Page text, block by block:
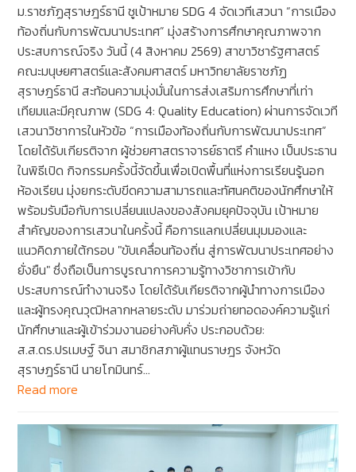
ม.ราชภัฏสุราษฎร์ธานี ชูเป้าหมาย SDG 4 จัดเวทีเสวนา “การเมือง
ท้องถิ่นกับการพัฒนาประเทศ” มุ่งสร้างการศึกษาคุณภาพจาก
ประสบการณ์จริง ​วันนี้ (4 สิงหาคม 2569) สาขาวิชารัฐศาสตร์
คณะมนุษยศาสตร์และสังคมศาสตร์ มหาวิทยาลัยราชภัฏ
สุราษฎร์ธานี สะท้อนความมุ่งมั่นในการส่งเสริมการศึกษาที่เท่า
เทียมและมีคุณภาพ (SDG 4: Quality Education) ผ่านการจัดเวที
เสวนาวิชาการในหัวข้อ “การเมืองท้องถิ่นกับการพัฒนาประเทศ”
โดยได้รับเกียรติจาก ผู้ช่วยศาสตราจารย์ธาตรี คำแหง เป็นประธาน
ในพิธีเปิด กิจกรรมครั้งนี้จัดขึ้นเพื่อเปิดพื้นที่แห่งการเรียนรู้นอก
ห้องเรียน มุ่งยกระดับขีดความสามารถและทัศนคติของนักศึกษาให้
พร้อมรับมือกับการเปลี่ยนแปลงของสังคมยุคปัจจุบัน ​เป้าหมาย
สำคัญของการเสวนาในครั้งนี้ คือการแลกเปลี่ยนมุมมองและ
แนวคิดภายใต้กรอบ "ขับเคลื่อนท้องถิ่น สู่การพัฒนาประเทศอย่าง
ยั่งยืน" ซึ่งถือเป็นการบูรณาการความรู้ทางวิชาการเข้ากับ
ประสบการณ์ทำงานจริง โดยได้รับเกียรติจากผู้นำทางการเมือง
และผู้ทรงคุณวุฒิหลากหลายระดับ มาร่วมถ่ายทอดองค์ความรู้แก่
นักศึกษาและผู้เข้าร่วมงานอย่างคับคั่ง ประกอบด้วย:
ส.ส.ดร.ปรเมษฐ์ จินา สมาชิกสภาผู้แทนราษฎร จังหวัด
สุราษฎร์ธานี นายโกมินทร์…
Read more